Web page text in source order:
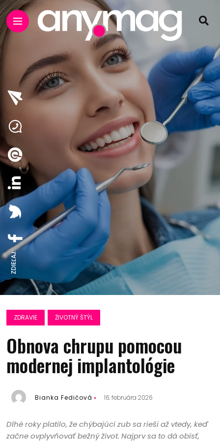
ZDIEĽAJ:
ZDRAVIE ŽIVOTNÝ ŠTÝL
Obnova chrupu pomocou
modernej implantológie
Bianka Fedičová 16. februára 2026
Dlhé roky platilo, že chýbajúci zub sa rieši až vtedy, keď
začne ovplyvňovať bežný život. Najprv sa to dá obísť,